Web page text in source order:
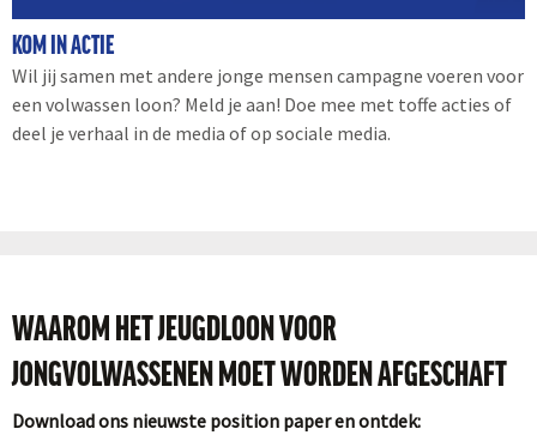
KOM IN ACTIE
Wil jij samen met andere jonge mensen campagne voeren voor
een volwassen loon? Meld je aan! Doe mee met toffe acties of
deel je verhaal in de media of op sociale media.
WAAROM HET JEUGDLOON VOOR
JONGVOLWASSENEN MOET WORDEN AFGESCHAFT
Download ons nieuwste position paper en ontdek: